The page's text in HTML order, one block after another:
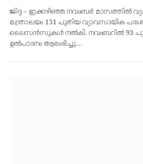
ജിദ്ദ – ഇക്കഴിഞ്ഞ നവംബര്‍ മാസത്തില്‍
മന്ത്രാലയം 151 പുതിയ വ്യാവസായിക
ലൈസന്‍സുകള്‍ നല്‍കി. നവംബറില്‍ 93
ഉല്‍പാദനം ആരംഭിച്ചു.…